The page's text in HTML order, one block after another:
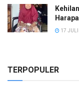
17
TERPOPULER